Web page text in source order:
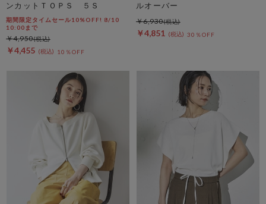
ンカットＴＯＰＳ ５Ｓ
期間限定タイムセール10%OFF! 8/10
10:00まで
￥4,455 10％OFF
￥4,950
ルオーバー
￥4,851 30％OFF
￥6,930